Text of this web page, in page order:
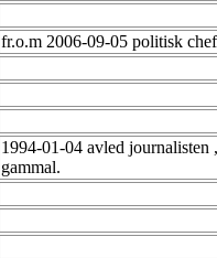
fr.o.m 2006-09-05 politisk
1994-01-04 avled journalisten
gammal.